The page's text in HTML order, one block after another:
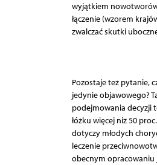
wyjątkiem
łączenie (wzorem
zwalczać skutki
Pozostaje też pytanie,
jedynie objawowego?
podejmowania decyzji
łóżku więcej niż 50
dotyczy młodych
leczenie
obecnym opracowaniu